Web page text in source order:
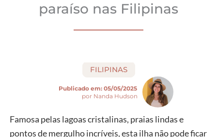
paraíso nas Filipinas
FILIPINAS
Publicado em: 05/05/2025
por Nanda Hudson
Famosa pelas lagoas cristalinas, praias lindas e
pontos de mergulho incríveis, esta ilha não pode ficar